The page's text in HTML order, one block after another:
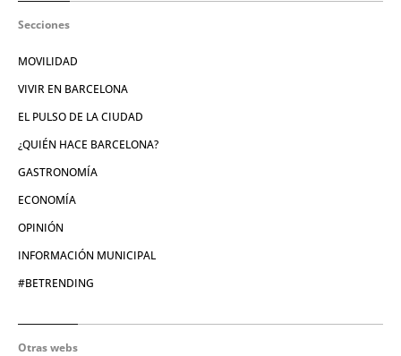
Secciones
MOVILIDAD
VIVIR EN BARCELONA
EL PULSO DE LA CIUDAD
¿QUIÉN HACE BARCELONA?
GASTRONOMÍA
ECONOMÍA
OPINIÓN
INFORMACIÓN MUNICIPAL
#BETRENDING
Otras webs